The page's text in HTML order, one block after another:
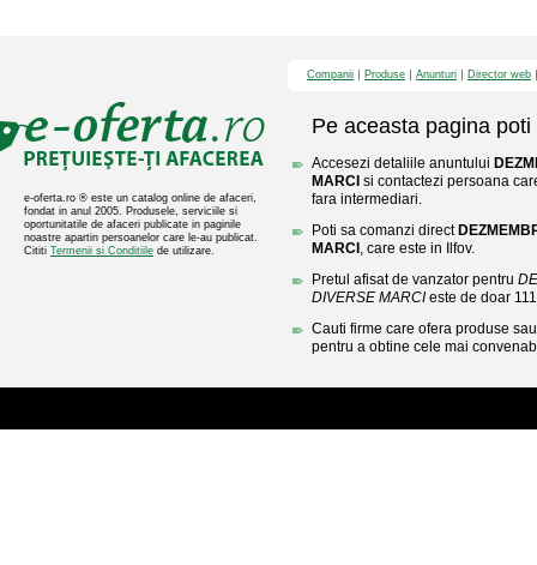
e-oferta.ro ® este un catalog online de afaceri,
fondat in anul 2005. Produsele, serviciile si
oportunitatile de afaceri publicate in paginile
noastre apartin persoanelor care le-au publicat.
Cititi Termenii si Conditiile de utilizare.
Companii Produse Anunturi Director web
Pe aceasta pagina poti
Accesezi detaliile anuntului
MARCI si contactezi persoana
fara intermediari.
Poti sa comanzi direct
MARCI , care este in Ilfov.
Pretul afisat de vanzator pentru
DIVERSE MARCIeste de doar
Cauti firme care ofera produse
pentru a obtine cele mai